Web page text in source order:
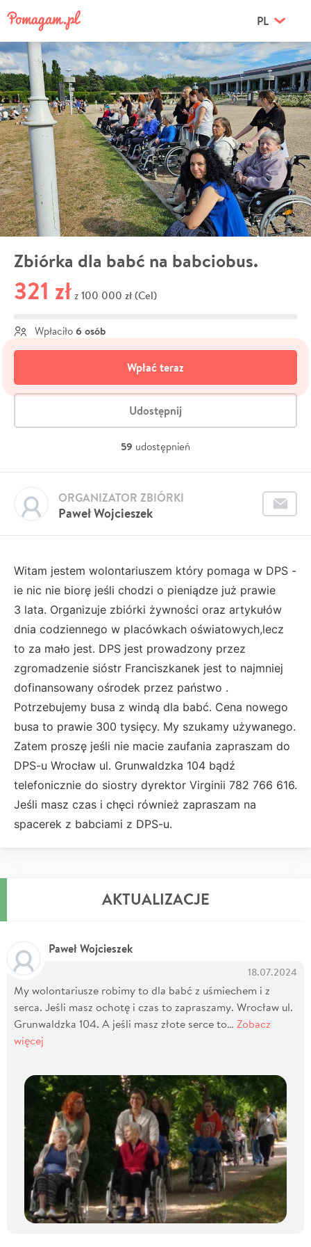
PL
Zbiórka dla babć na babciobus.
321 zł z 100 000 zł (Cel)
Wpłaciło 6 osób
Wpłać teraz
Udostępnij
59 udostępnień
Paweł Wojcieszek
ORGANIZATOR ZBIÓRKI
Witam jestem wolontariuszem który pomaga w DPS -
ie nic nie biorę jeśli chodzi o pieniądze już prawie
3 lata. Organizuje zbiórki żywności oraz artykułów
dnia codziennego w placówkach oświatowych,lecz
to za mało jest. DPS jest prowadzony przez
zgromadzenie sióstr Franciszkanek jest to najmniej
dofinansowany ośrodek przez państwo .
Potrzebujemy busa z windą dla babć. Cena nowego
busa to prawie 300 tysięcy. My szukamy używanego.
Zatem proszę jeśli nie macie zaufania zapraszam do
DPS-u Wrocław ul. Grunwaldzka 104 bądź
telefonicznie do siostry dyrektor Virginii 782 766 616.
Jeśli masz czas i chęci również zapraszam na
spacerek z babciami z DPS-u.
AKTUALIZACJE
Paweł Wojcieszek
18.07.2024
My wolontariusze robimy to dla babć z uśmiechem i z
serca. Jeśli masz ochotę i czas to zapraszamy. Wrocław ul.
Grunwaldzka 104. A jeśli masz złote serce to… Zobacz
więcej